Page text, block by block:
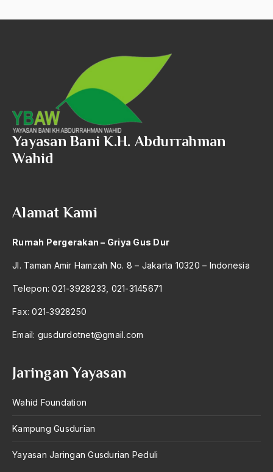
Austro Melanesia
Ayat Al-Quran
Ayatullah Zanjani
Badan Usaha
Bagus Hadikusumo
Baha'i
baharuddin Aritonang
Bahasa Indonesia
Bahasa Internasional
Bahasa Nasional
Bahsul Masail
Baku Bae
bali
Yayasan Bani K.H. Abdurrahman
Wahid
Alamat Kami
Rumah Pergerakan – Griya Gus Dur
Jl. Taman Amir Hamzah No. 8 – Jakarta 10320 – Indonesia
Telepon: 021-3928233, 021-3145671
Fax: 021-3928250
Email: gusdurdotnet@gmail.com
Jaringan Yayasan
Wahid Foundation
Kampung Gusdurian
Yayasan Jaringan Gusdurian Peduli